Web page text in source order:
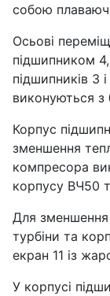
собою
Осьові
підшипником
підшипників 3
виконуються
Корпус
зменшення
компресора
корпусу ВЧ50
Для зменшення
турбіни та
екран 11 із
У корпусі